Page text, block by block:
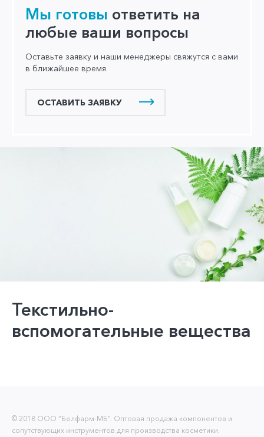
Мы готовы ответить на
любые ваши вопросы
Оставьте заявку и наши менеджеры свяжутся с вами
в ближайшее время
ОСТАВИТЬ ЗАЯВКУ
Текстильно-
вспомогательные вещества
© 2018 ООО “Белфарм-МБ”. Оптовая продажа компонентов и
сопутствующих инструментов для производства косметики.